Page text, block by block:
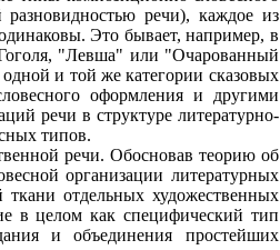
речи), каждое из
Это бывает, например, в
"Левша" или "Очарованный
и той же категории сказовых
оформления и другими
речи в структуре литературно-
типов.
речи. Обосновав теорию об
организации литературных
ткани отдельных художественных
в целом как специфический тип
и объединения простейших